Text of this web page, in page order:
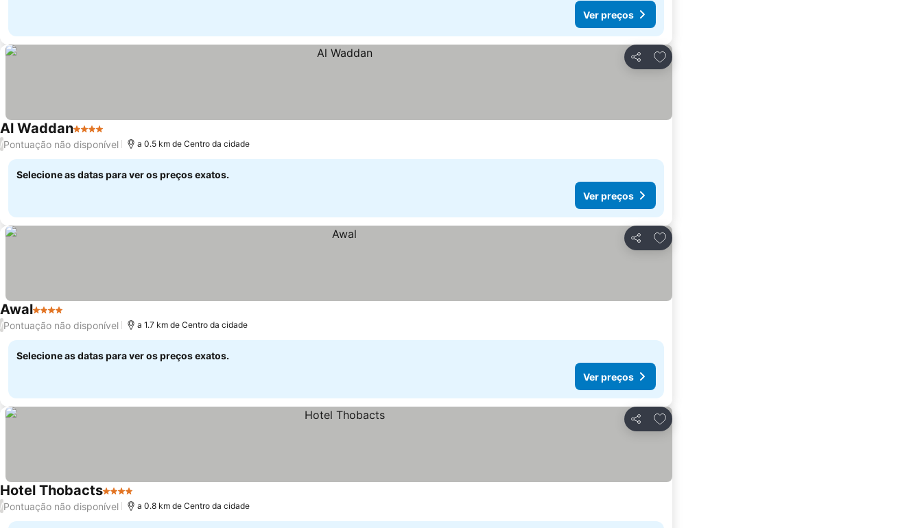
Ver preços
Partilhar
Adicionar aos favoritos
Al Waddan4 EstrelasVer preços
/Pontuação não disponível a 0.5 km de Centro da cidade
Selecione as datas para ver os preços exatos.
Ver preços
Partilhar
Adicionar aos favoritos
Awal4 Estrelas
/Pontuação não disponível a 1.7 km de Centro da cidade
Selecione as datas para ver os preços exatos.
Ver preços
Partilhar
Adicionar aos favoritos
Hotel Thobacts4 Estrelas
/Pontuação não disponível a 0.8 km de Centro da cidade